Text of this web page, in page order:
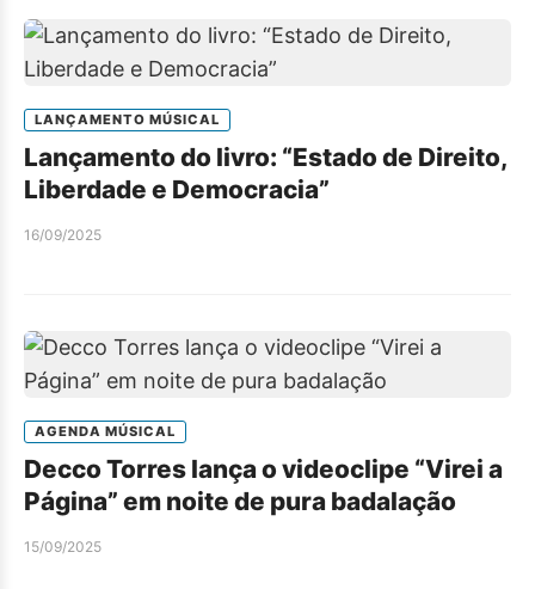
LANÇAMENTO MÚSICAL
Lançamento do livro: “Estado de Direito,
Liberdade e Democracia”
16/09/2025
AGENDA MÚSICAL
Decco Torres lança o videoclipe “Virei a
Página” em noite de pura badalação
15/09/2025